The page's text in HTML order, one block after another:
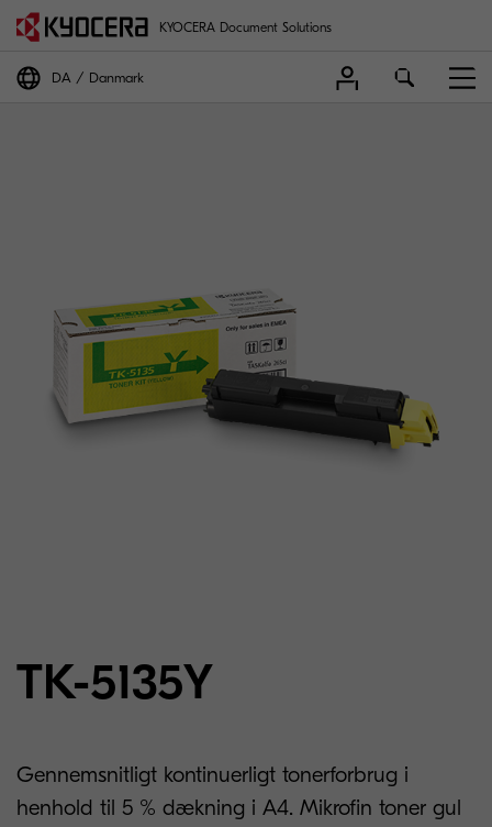
KYOCERA Document Solutions
DA Danmark
TK-5135Y
Gennemsnitligt kontinuerligt tonerforbrug i
henhold til 5 % dækning i A4. Mikrofin toner gul